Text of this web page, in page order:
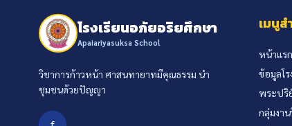
โรงเรียนอภัยอริยศึกษา
Apaiariyasuksa School
วิชาการก้าวหน้า ศาสนทายาทมีคุณธรรม นำ
ชุมชนด้วยปัญญา
เมนู
หน้าแรก
ข้อมูลโร
พระปริ
กลุ่มงา